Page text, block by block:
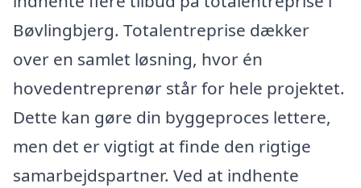
Bøvlingbjerg. Totalentreprise dækker
over en samlet løsning, hvor én
hovedentreprenør står for hele projektet.
Dette kan gøre din byggeproces lettere,
men det er vigtigt at finde den rigtige
samarbejdspartner. Ved at indhente